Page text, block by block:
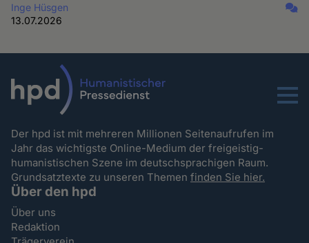
Inge Hüsgen
13.07.2026
Menu
Der hpd ist mit mehreren Millionen Seitenaufrufen im
Jahr das wichtigste Online-Medium der freigeistig-
humanistischen Szene im deutschsprachigen Raum.
Grundsatztexte zu unseren Themenfinden Sie hier.
Über den hpd
Über uns
Redaktion